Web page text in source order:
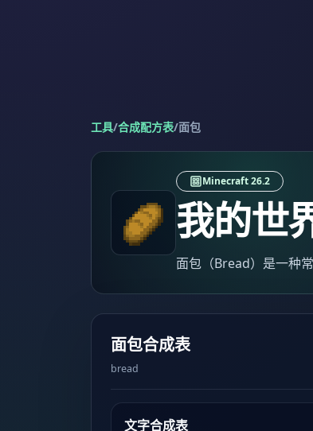
工具/合成配方表/面包
Minecraft 26.2
我的世
面包（Bread）是一种
面包合成表
bread
文字合成表